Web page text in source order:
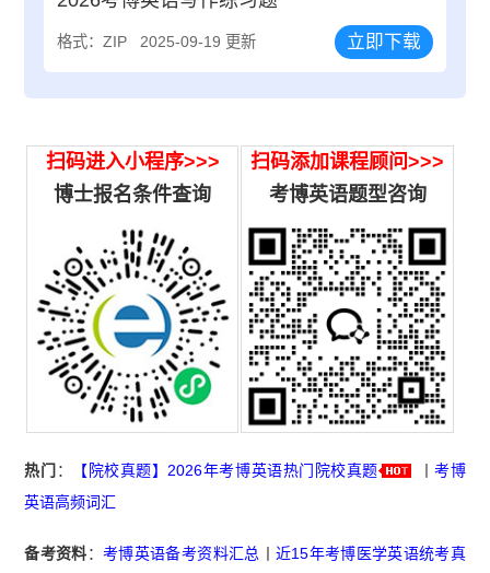
格式：ZIP 2025-09-19 更新 立即下载
扫码进入小程序>>>
博士报名条件查询
扫码添加课程顾问>>>
考博英语题型咨询
热门 ： 【院校真题】2026年考博英语热门院校真题 丨考博
英语高频词汇
备考资料：考博英语备考资料汇总 近15年考博医学英语统考真